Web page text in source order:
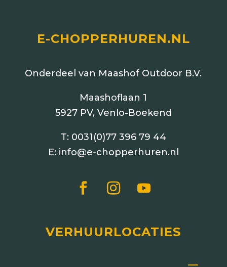
E-CHOPPERHUREN.NL
Onderdeel van Maashof Outdoor B.V.
Maashoflaan 1
5927 PV, Venlo-Boekend
T: 0031(0)77 396 79 44
E: info@e-chopperhuren.nl
VERHUURLOCATIES